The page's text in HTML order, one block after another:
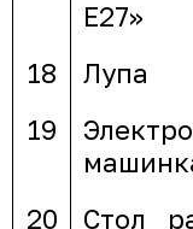
E27»
18
Лупа
19
20
Стол